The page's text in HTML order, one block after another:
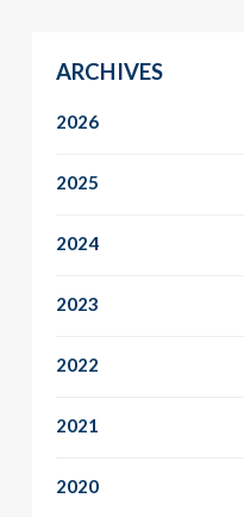
ARCHIVES
2026
2025
2024
2023
2022
2021
2020